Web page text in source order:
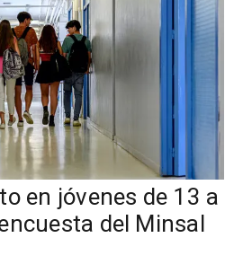
en jóvenes de 13 a
del Minsal